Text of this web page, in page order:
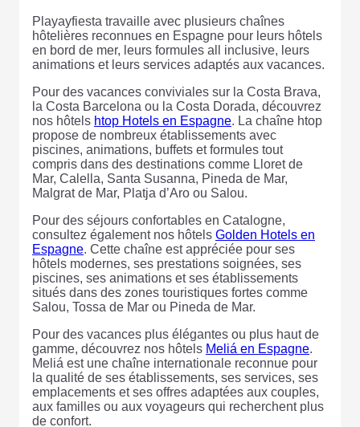
Playayfiesta travaille avec plusieurs chaînes
hôtelières reconnues en Espagne pour leurs hôtels
en bord de mer, leurs formules all inclusive, leurs
animations et leurs services adaptés aux vacances.
Pour des vacances conviviales sur la Costa Brava,
la Costa Barcelona ou la Costa Dorada, découvrez
nos hôtels htop Hotels en Espagne. La chaîne htop
propose de nombreux établissements avec
piscines, animations, buffets et formules tout
compris dans des destinations comme Lloret de
Mar, Calella, Santa Susanna, Pineda de Mar,
Malgrat de Mar, Platja d’Aro ou Salou.
Pour des séjours confortables en Catalogne,
consultez également nos hôtels Golden Hotels en
Espagne. Cette chaîne est appréciée pour ses
hôtels modernes, ses prestations soignées, ses
piscines, ses animations et ses établissements
situés dans des zones touristiques fortes comme
Salou, Tossa de Mar ou Pineda de Mar.
Pour des vacances plus élégantes ou plus haut de
gamme, découvrez nos hôtels Meliá en Espagne.
Meliá est une chaîne internationale reconnue pour
la qualité de ses établissements, ses services, ses
emplacements et ses offres adaptées aux couples,
aux familles ou aux voyageurs qui recherchent plus
de confort.